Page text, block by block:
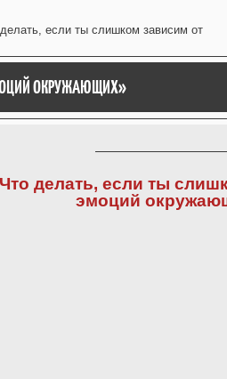
если ты слишком зависим от
ОКРУЖАЮЩИХ»
делать, если ты
эмоций